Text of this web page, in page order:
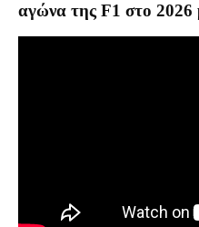
αγώνα της F1 στο 2026